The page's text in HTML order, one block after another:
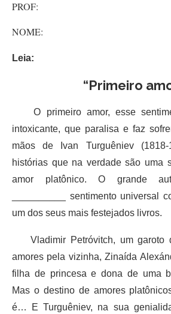
PROF:
NOME:
Leia:
“Primeiro
O primeiro amor, esse
intoxicante, que paralisa e faz
mãos de Ivan Turguêniev
histórias que na verdade são uma
amor platônico. O grande
__________ sentimento universal
um dos seus mais festejados livros.
Vladimir Petróvitch, um garoto
amores pela vizinha, Zinaída
filha de princesa e dona de uma
Mas o destino de amores
é… E Turguêniev, na sua